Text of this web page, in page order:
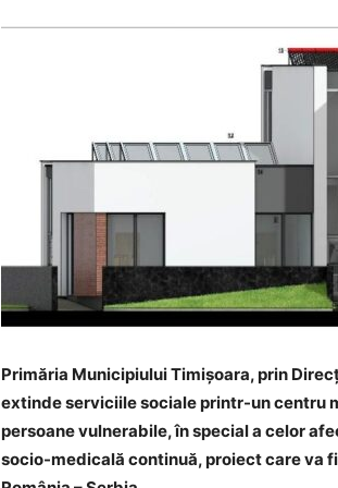
Primăria Municipiului Timișoara, prin
extinde serviciile sociale printr-un centru
persoane vulnerabile, în special a celor
socio-medicală continuă, proiect care va